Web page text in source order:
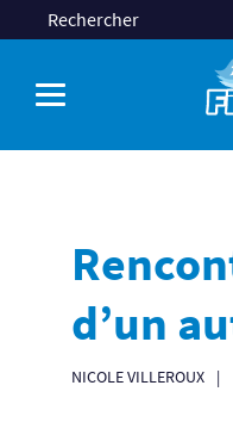
d’un
NICOLE VILLEROUX